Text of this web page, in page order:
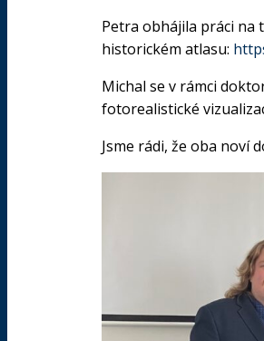
Petra obhájila práci na
historickém atlasu:
Michal se v rámci
fotorealistické
Jsme rádi, že oba noví